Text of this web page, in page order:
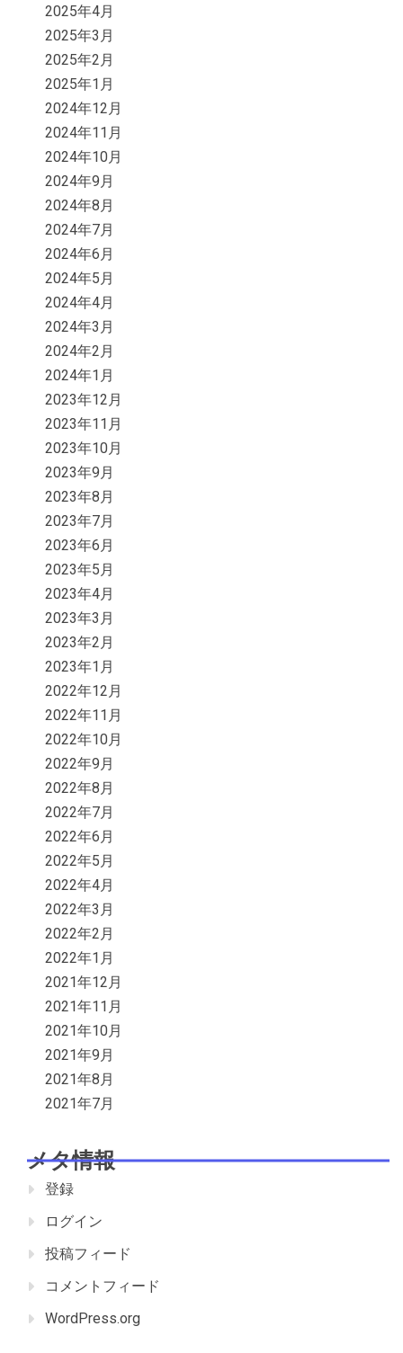
2025年4月
2025年3月
2025年2月
2025年1月
2024年12月
2024年11月
2024年10月
2024年9月
2024年8月
2024年7月
2024年6月
2024年5月
2024年4月
2024年3月
2024年2月
2024年1月
2023年12月
2023年11月
2023年10月
2023年9月
2023年8月
2023年7月
2023年6月
2023年5月
2023年4月
2023年3月
2023年2月
2023年1月
2022年12月
2022年11月
2022年10月
2022年9月
2022年8月
2022年7月
2022年6月
2022年5月
2022年4月
2022年3月
2022年2月
2022年1月
2021年12月
2021年11月
2021年10月
2021年9月
2021年8月
2021年7月
メタ情報
登録
ログイン
投稿フィード
コメントフィード
WordPress.org